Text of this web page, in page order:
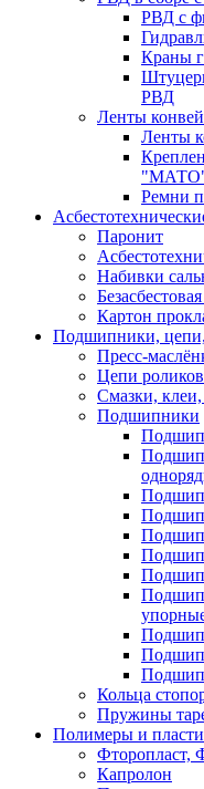
РВД с
Краны
РВД
Ленты
Ленты
Ремни
Паронит
Набивки
Картон
Подшипники, цепи,
Пресс-
Цепи
Смазки,
Подшипники
Кольца
Пружины
Полимеры и
Фторопласт,
Капролон